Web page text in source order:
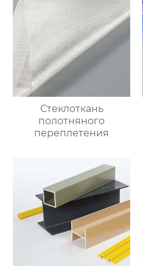
Стеклоткань
полотняного
переплетения